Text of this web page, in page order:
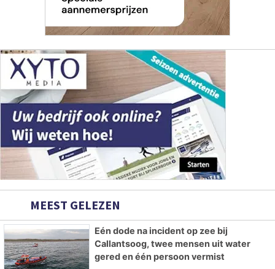
MEEST GELEZEN
Eén dode na incident op zee bij
Callantsoog, twee mensen uit water
gered en één persoon vermist